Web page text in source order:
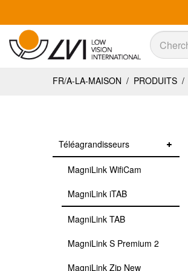
FR/A-LA-MAISON / PRODUITS /
Téléagrandisseurs
MagniLink WifiCam
MagniLink iTAB
MagniLink TAB
MagniLink S Premium 2
MagniLink Zip New